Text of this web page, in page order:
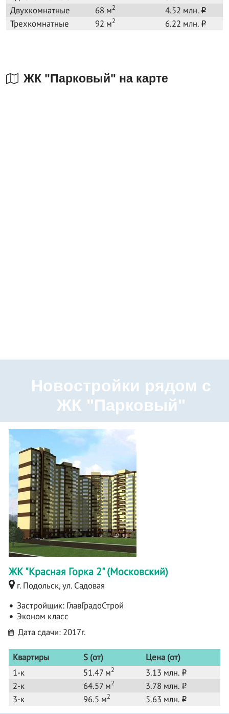
Двухкомнатные 68 м2 4.52 млн. o
Трехкомнатные 92 м2 6.22 млн. o
ЖК "Парковый" на карте
Новостройки рядом с
ЖК "Парковый"
ЖК "Красная Горка 2" (Московский)
г. Подольск, ул. Садовая
Застройщик: ГлавГрадоСтрой
Эконом класс
Дата сдачи: 2017г.
Квартиры S (от)
Цена (от)
1-к
51.47 м2 3.13 млн. o
2-к 64.57 м2 3.78 млн. o
3-к 96.5 м2 5.63 млн. o